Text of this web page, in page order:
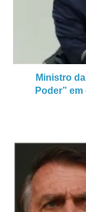
Ministro
Poder”